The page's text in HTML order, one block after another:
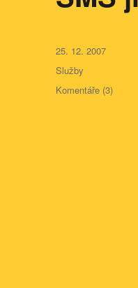
Publikováno:
25. 12. 2007
Rubriky:
Služby
Komentáře (3)